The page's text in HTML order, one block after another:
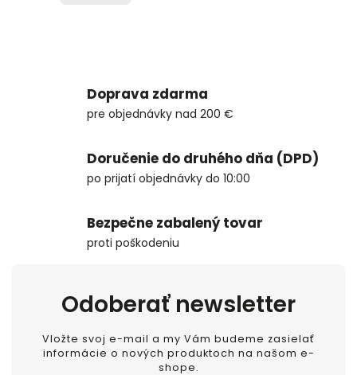
Doprava zdarma
pre objednávky nad 200 €
Doručenie do druhého dňa (DPD)
po prijatí objednávky do 10:00
Bezpečne zabalený tovar
proti poškodeniu
Odoberať newsletter
Vložte svoj e-mail a my Vám budeme zasielať
informácie o nových produktoch na našom e-
shope.